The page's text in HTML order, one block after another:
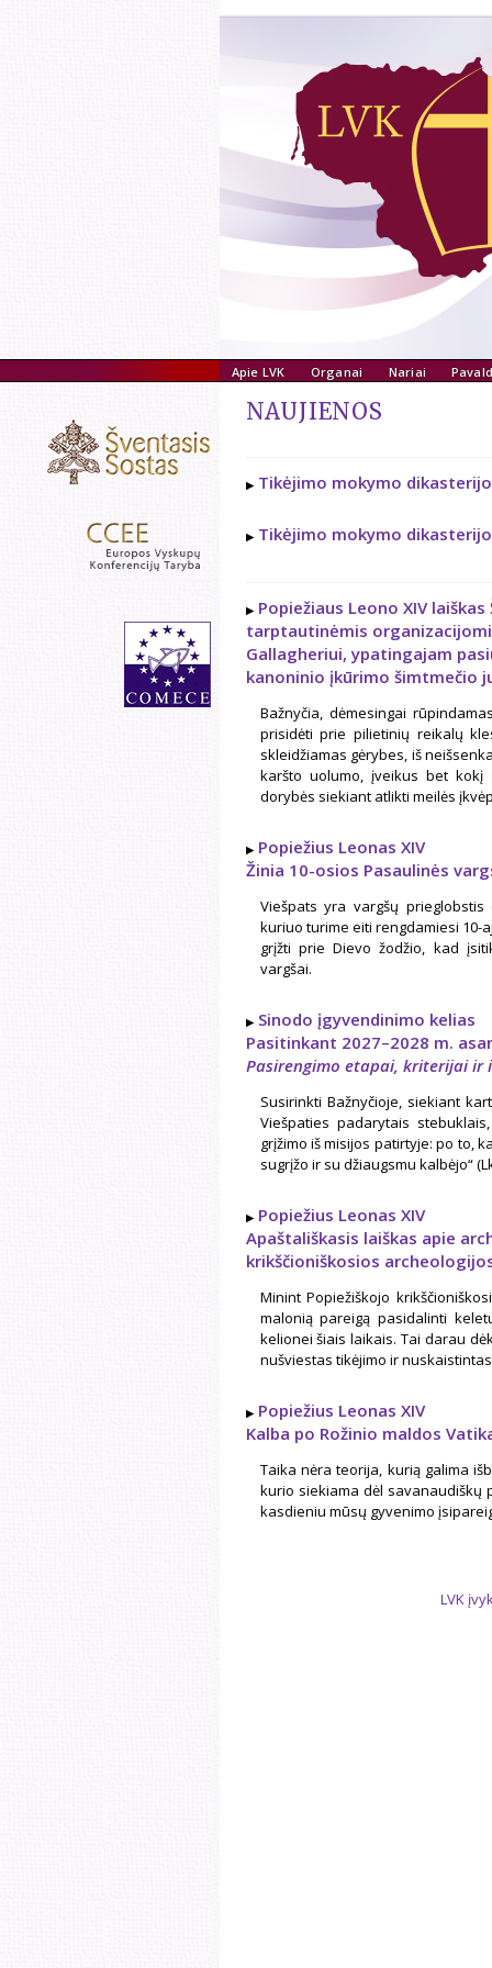
Apie LVK Organai Nariai
NAUJIENOS
Tikėjimo mokymo
Tikėjimo mokymo
Popiežiaus Leono XIV
tarptautinėmis
Gallagheriui, ypatingajam
kanoninio įkūrimo šimtmečio
Bažnyčia, dėmesingai
prisidėti prie pilietinių reikalų
skleidžiamas gėrybes, iš
karšto uolumo, įveikus bet kokį
dorybės siekiant atlikti meilės
Popiežius Leonas XIV
Žinia 10-osios Pasaulinės
Viešpats yra vargšų
kuriuo turime eiti rengdamiesi 10-
grįžti prie Dievo žodžio, kad
vargšai.
Sinodo įgyvendinimo kelias
Pasitinkant 2027–2028 m.
Pasirengimo etapai, kriterijai ir
Susirinkti Bažnyčioje, siekiant
Viešpaties padarytais
grįžimo iš misijos patirtyje: po to,
sugrįžo ir su džiaugsmu kalbėjo“
Popiežius Leonas XIV
Apaštališkasis laiškas apie
krikščioniškosios
Minint Popiežiškojo
malonią pareigą pasidalinti
kelionei šiais laikais. Tai darau
nušviestas tikėjimo ir
Popiežius Leonas XIV
Kalba po Rožinio maldos
Taika nėra teorija, kurią galima
kurio siekiama dėl savanaudiškų
kasdieniu mūsų gyvenimo
LVK